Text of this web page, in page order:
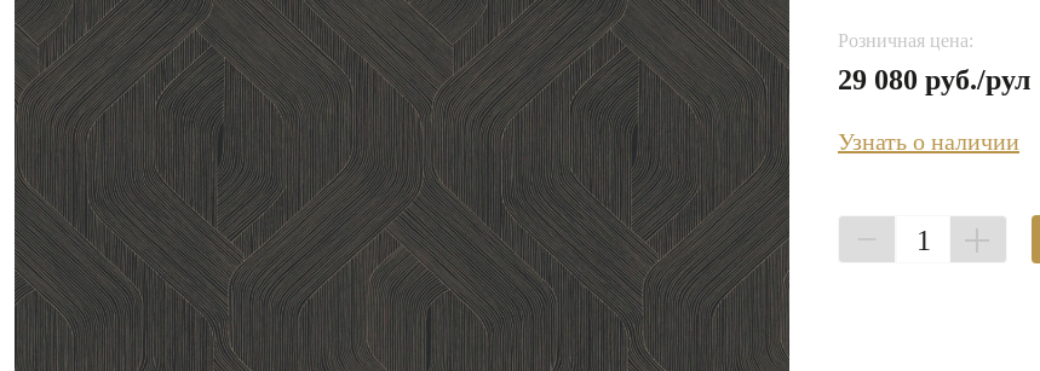
Розничная цена:
29 080 руб./рул
Узнать о наличии
1